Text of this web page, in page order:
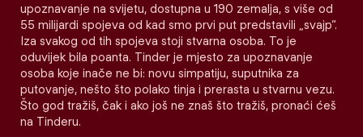
upoznavanje na svijetu, dostupna u 190 zemalja, s više od
55 milijardi spojeva od kad smo prvi put predstavili „svajp“.
Iza svakog od tih spojeva stoji stvarna osoba. To je
oduvijek bila poanta. Tinder je mjesto za upoznavanje
osoba koje inače ne bi: novu simpatiju, suputnika za
putovanje, nešto što polako tinja i prerasta u stvarnu vezu.
Što god tražiš, čak i ako još ne znaš što tražiš, pronaći ćeš
na Tinderu.